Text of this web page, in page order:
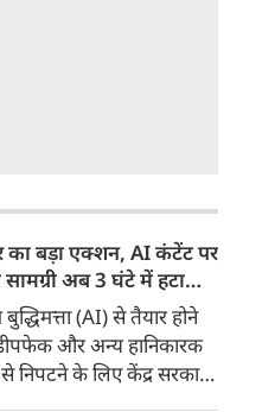
का बड़ा एक्शन, AI कंटेंट पर
अब 3 घंटे में हटानी
पछताएंगे
बुद्धिमत्ता (AI) से तैयार होने
और अन्य हानिकारक
निपटने के लिए केंद्र सरकार